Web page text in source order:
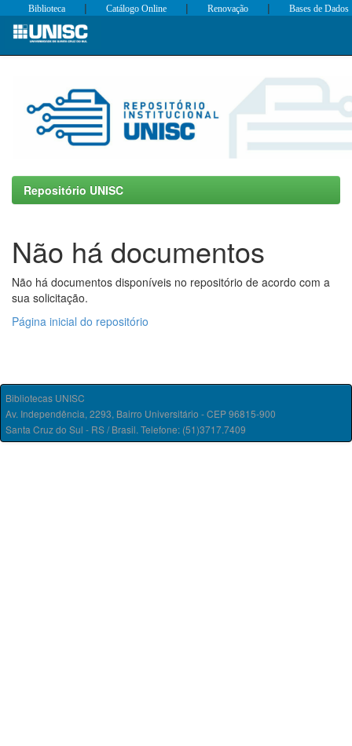
Skip
Biblioteca | Catálogo Online | Renovação | Bases de Dados
Repositório UNISC
Não há documentos
Não há documentos disponíveis no repositório de acordo com a
sua solicitação.
Página inicial do repositório
Bibliotecas UNISC
Av. Independência, 2293, Bairro Universitário - CEP 96815-900
Santa Cruz do Sul - RS / Brasil. Telefone: (51)3717.7409